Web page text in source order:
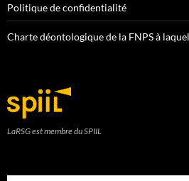
Politique de confidentialité
Charte déontologique de la FNPS à
LaRSG est membre du SPIIL